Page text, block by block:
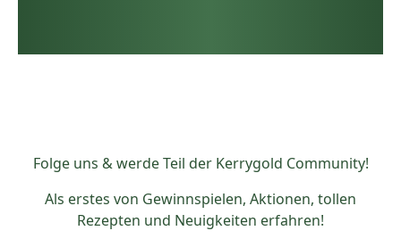
Folge uns & werde Teil der Kerrygold Community!
Als erstes von Gewinnspielen, Aktionen, tollen
Rezepten und Neuigkeiten erfahren!